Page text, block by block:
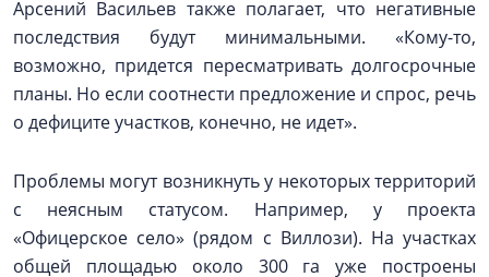
Арсений Васильев также полагает, что негативные
последствия будут минимальными. «Кому-то,
возможно, придется пересматривать долгосрочные
планы. Но если соотнести предложение и спрос, речь
о дефиците участков, конечно, не идет».
Проблемы могут возникнуть у некоторых территорий
с неясным статусом. Например, у проекта
«Офицерское село» (рядом с Виллози). На участках
общей площадью около 300 га уже построены